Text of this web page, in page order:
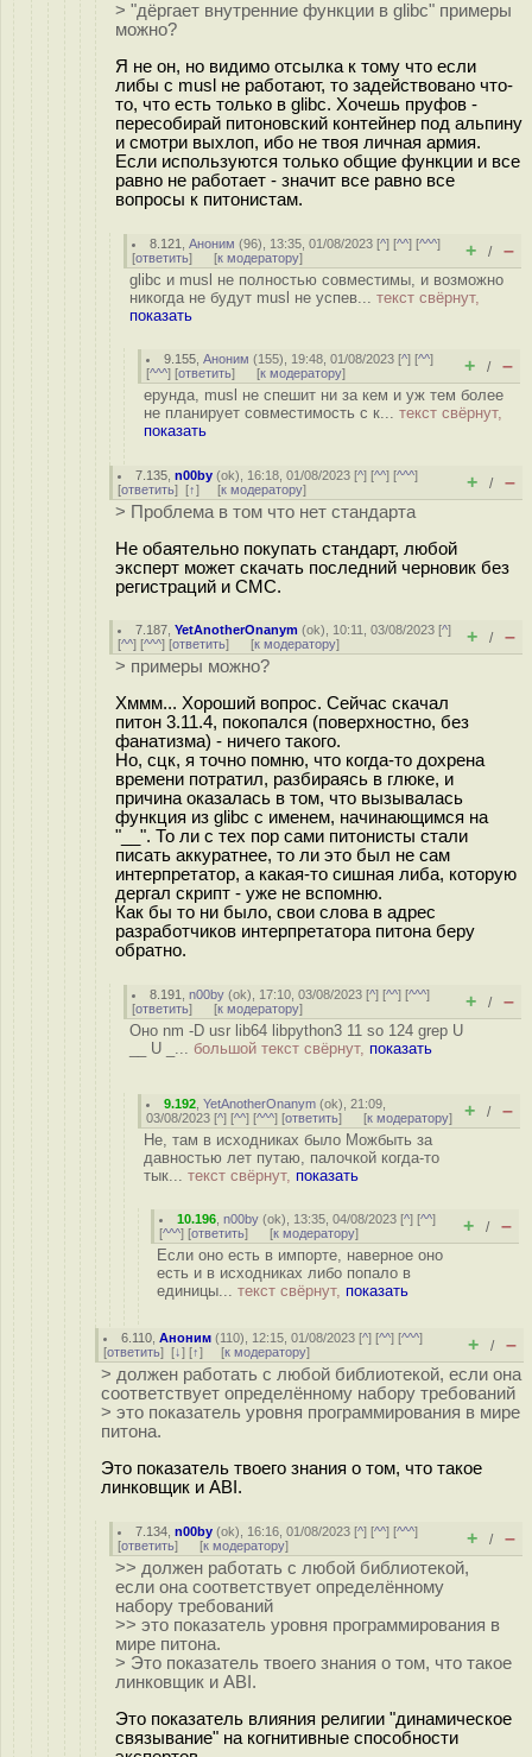
> "дёргает внутренние функции в glibc" примеры
можно?
Я не он, но видимо отсылка к тому что если
либы с musl не работают, то задействовано что-
то, что есть только в glibc. Хочешь пруфов -
пересобирай питоновский контейнер под альпину
и смотри выхлоп, ибо не твоя личная армия.
Если используются только общие функции и все
равно не работает - значит все равно все
вопросы к питонистам.
8.121 ,Аноним (96), 13:35, 01/08/2023 [^] [^^] [^^^]
[ответить] [к модератору] + / –
glibc и musl не полностью совместимы, и возможно
никогда не будут musl не успев... текст свёрнут,
показать
9.155 ,Аноним (155), 19:48, 01/08/2023 [^] [^^]
[^^^] [ответить] [к модератору] + / –
ерунда, musl не спешит ни за кем и уж тем более
не планирует совместимость с к... текст свёрнут,
показать
7.135 ,n00by (ok), 16:18, 01/08/2023 [^] [^^] [^^^]
[ответить] [↑] [к модератору] + / –
> Проблема в том что нет стандарта
Не обаятельно покупать стандарт, любой
эксперт может скачать последний черновик без
регистраций и СМС.
7.187 ,YetAnotherOnanym (ok), 10:11, 03/08/2023 [^]
[^^] [^^^] [ответить] [к модератору] + / –
> примеры можно?
Хммм... Хороший вопрос. Сейчас скачал
питон 3.11.4, покопался (поверхностно, без
фанатизма) - ничего такого.
Но, сцк, я точно помню, что когда-то дохрена
времени потратил, разбираясь в глюке, и
причина оказалась в том, что вызывалась
функция из glibc с именем, начинающимся на
"__". То ли с тех пор сами питонисты стали
писать аккуратнее, то ли это был не сам
интерпретатор, а какая-то сишная либа, которую
дергал скрипт - уже не вспомню.
Как бы то ни было, свои слова в адрес
разработчиков интерпретатора питона беру
обратно.
8.191 ,n00by (ok), 17:10, 03/08/2023 [^] [^^] [^^^]
[ответить] [к модератору] + / –
Оно nm -D usr lib64 libpython3 11 so 124 grep U
__ U _... большой текст свёрнут, показать
9.192 ,YetAnotherOnanym (ok), 21:09,
03/08/2023 [^] [^^] [^^^] [ответить] [к модератору] + / –
Не, там в исходниках было Можбыть за
давностью лет путаю, палочкой когда-то
тык... текст свёрнут, показать
10.196 ,n00by (ok), 13:35, 04/08/2023 [^] [^^]
[^^^] [ответить] [к модератору] + / –
Если оно есть в импорте, наверное оно
есть и в исходниках либо попало в
единицы... текст свёрнут, показать
6.110 ,Аноним (110), 12:15, 01/08/2023 [^] [^^] [^^^]
[ответить] [↓] [↑] [к модератору] + / –
> должен работать с любой библиотекой, если она
соответствует определённому набору требований
> это показатель уровня программирования в мире
питона.
Это показатель твоего знания о том, что такое
линковщик и ABI.
7.134 ,n00by (ok), 16:16, 01/08/2023 [^] [^^] [^^^]
[ответить] [к модератору] + / –
>> должен работать с любой библиотекой,
если она соответствует определённому
набору требований
>> это показатель уровня программирования в
мире питона.
> Это показатель твоего знания о том, что такое
линковщик и ABI.
Это показатель влияния религии "динамическое
связывание" на когнитивные способности